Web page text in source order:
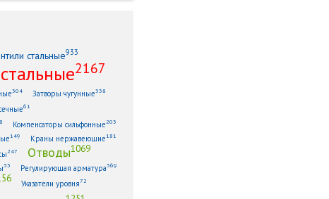
стальные933
2167
304 Затворы чугунные338
61
Компенсаторы сильфонные203
149 Краны нержавеющие181
247 Отводы1069
33 Регулирующая арматура369
Указатели уровня72